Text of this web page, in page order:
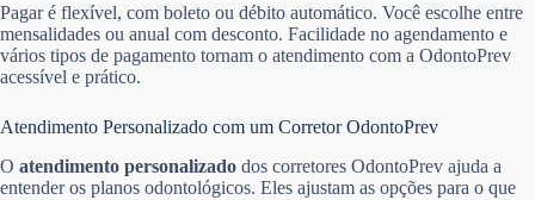
Pagar é flexível, com boleto ou débito automático. Você escolhe entre
mensalidades ou anual com desconto. Facilidade no agendamento e
vários tipos de pagamento tornam o atendimento com a OdontoPrev
acessível e prático.
Atendimento Personalizado com um Corretor OdontoPrev
O atendimento personalizado dos corretores OdontoPrev ajuda a
entender os planos odontológicos. Eles ajustam as opções para o que